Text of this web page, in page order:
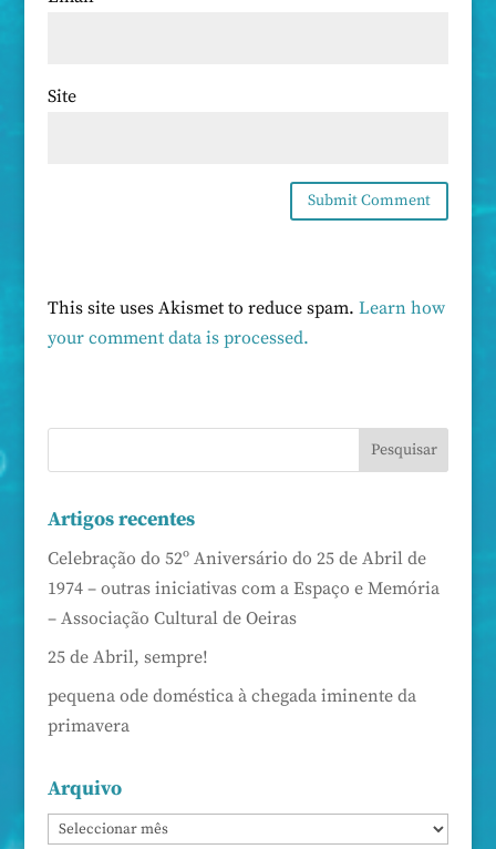
Site
This site uses Akismet to reduce spam. Learn how
your comment data is processed.
Artigos recentes
Celebração do 52º Aniversário do 25 de Abril de
1974 – outras iniciativas com a Espaço e Memória
– Associação Cultural de Oeiras
25 de Abril, sempre!
pequena ode doméstica à chegada iminente da
primavera
Arquivo